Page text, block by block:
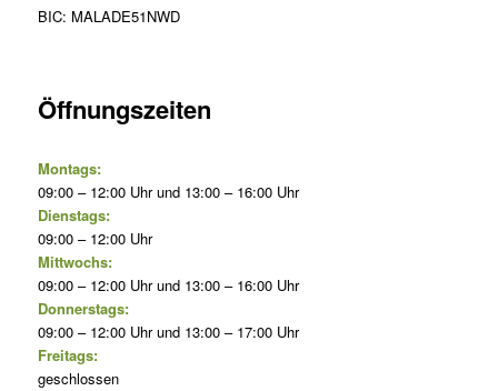
BIC: MALADE51NWD
Öffnungszeiten
Montags:
09:00 – 12:00 Uhr und 13:00 – 16:00 Uhr
Dienstags:
09:00 – 12:00 Uhr
Mittwochs:
09:00 – 12:00 Uhr und 13:00 – 16:00 Uhr
Donnerstags:
09:00 – 12:00 Uhr und 13:00 – 17:00 Uhr
Freitags:
geschlossen